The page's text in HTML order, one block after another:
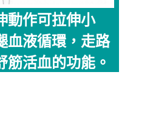
動作可拉伸小
血液循環，走路
筋活血的功能。